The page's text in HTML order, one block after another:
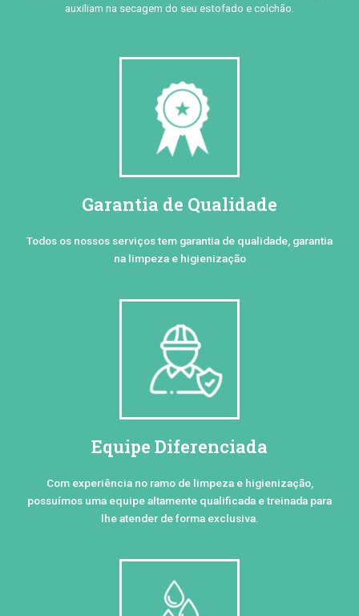
auxiliam na secagem do seu estofado e colchão.
Garantia de Qualidade
Todos os nossos serviços tem garantia de qualidade, garantia
na limpeza e higienização
Equipe Diferenciada
Com experiência no ramo de limpeza e higienização,
possuímos uma equipe altamente qualificada e treinada para
lhe atender de forma exclusiva.